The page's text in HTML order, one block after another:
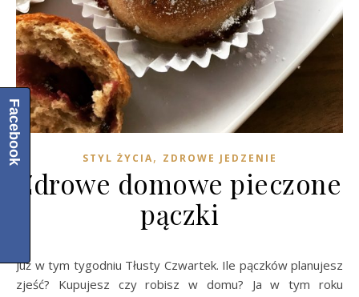
STYL ŻYCIA, ZDROWE JEDZENIE
Zdrowe domowe pieczone
pączki
Już w tym tygodniu Tłusty Czwartek. Ile pączków planujesz
zjeść? Kupujesz czy robisz w domu? Ja w tym roku
Facebook